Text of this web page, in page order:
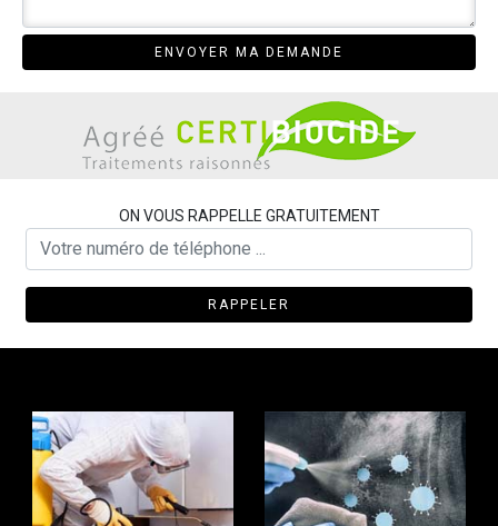
ON VOUS RAPPELLE GRATUITEMENT